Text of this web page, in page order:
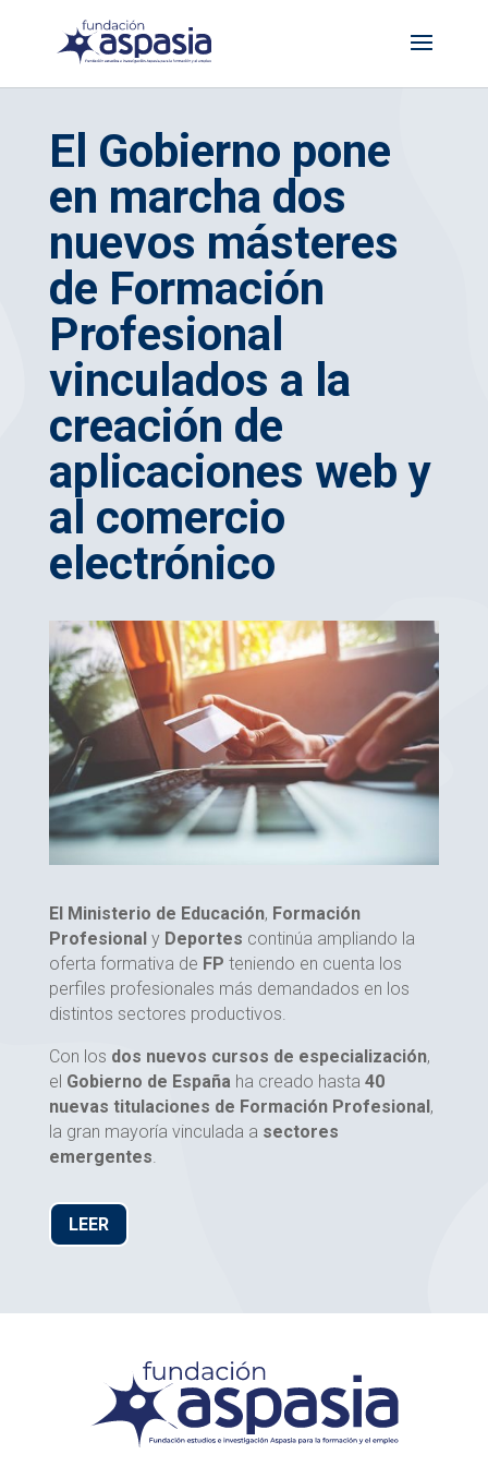
El Gobierno pone
en marcha dos
nuevos másteres
de Formación
Profesional
vinculados a la
creación de
aplicaciones web y
al comercio
electrónico
El Ministerio de Educación, Formación
Profesionaly Deportes continúa ampliando la
oferta formativa de FP teniendo en cuenta los
perfiles profesionales más demandados en los
distintos sectores productivos.
Con los dos nuevos cursos de especialización,
el Gobierno de Españaha creado hasta 40
nuevas titulaciones de Formación Profesional,
la gran mayoría vinculada a sectores
emergentes.
LEER